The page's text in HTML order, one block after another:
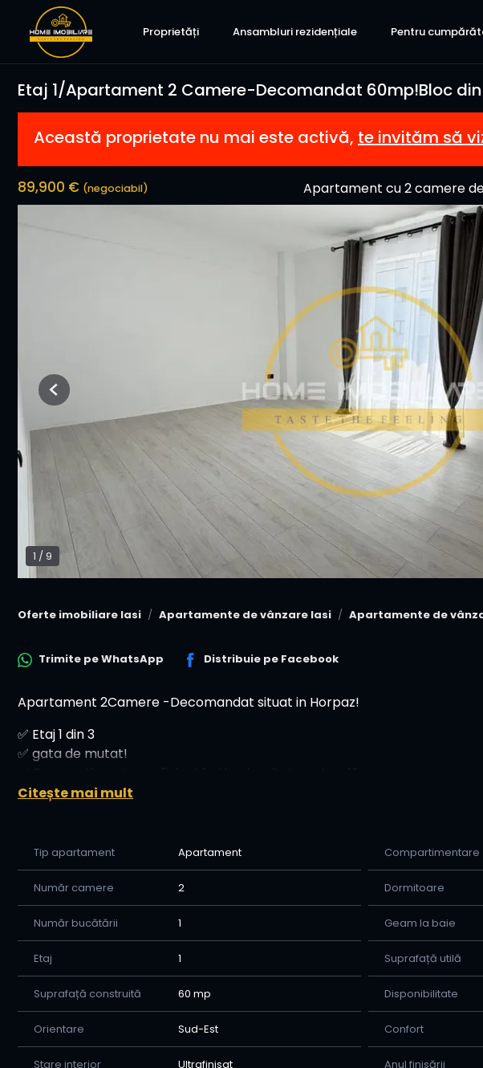
Proprietăți Ansambluri rezidențiale Pentru
Etaj 1/Apartament 2 Camere-Decomandat 60mp!Bloc
Această proprietate nu mai este activă, te invităm să
89,900 € (negociabil) Apartament cu 2 camere
1 / 9
Previous
Oferte imobiliare Iasi Apartamente de vânzare Iasi Apartamente de
Trimite peWhatsApp Distribuie pe Facebook
Apartament 2Camere -Decomandat situat in Horpaz!
✅ Etaj 1 din 3
✅ gata de mutat!
✅ Compartimentare eficientă și luminozitate naturală
✅ Întreținere redusă și cheltuieli echilibrate
*Pret-89900 euro
📞 Sună acum pentru o vizionare cu Home Imobiliare și nu rata ocazia
complet pregătit pentru
tine!-0770615183
Citește mai mult
Tip apartament Apartament Compartimentare
Număr camere 2 Dormitoare
Număr bucătării 1 Geam la baie
Etaj 1 Suprafață utilă
Suprafață construită 60 mp Disponibilitate
Orientare Sud-Est Confort
Stare interior Ultrafinisat Anul finisării